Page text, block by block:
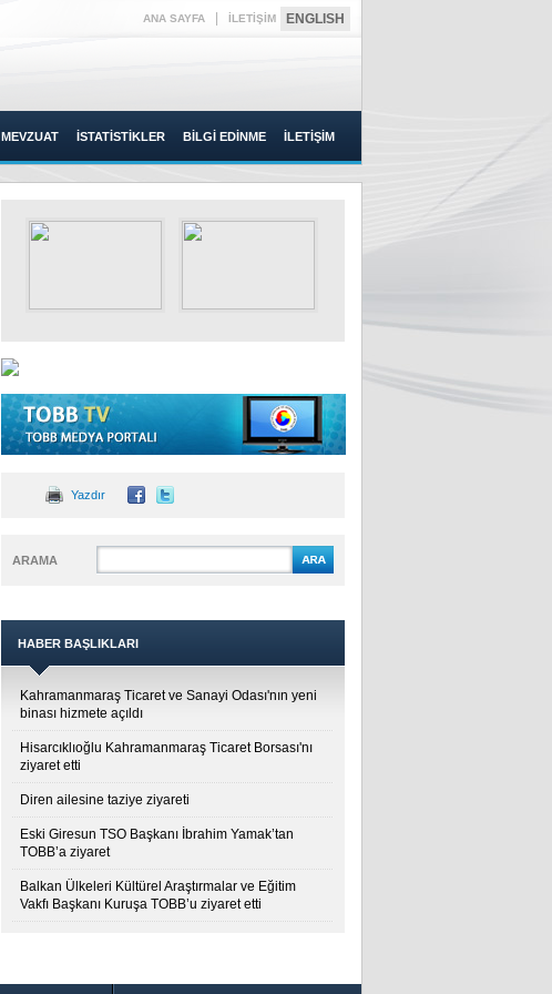
ANA SAYFA İLETİŞİM ENGLISH
MEVZUAT İSTATİSTİKLER BİLGİ EDİNME İLETİŞİM
Yazdır
ARAMA
HABER BAŞLIKLARI
Kahramanmaraş Ticaret ve Sanayi Odası'nın yeni
binası hizmete açıldı
Hisarcıklıoğlu Kahramanmaraş Ticaret Borsası'nı
ziyaret etti
Diren ailesine taziye ziyareti
Eski Giresun TSO Başkanı İbrahim Yamak’tan
TOBB’a ziyaret
Balkan Ülkeleri Kültürel Araştırmalar ve Eğitim
Vakfı Başkanı Kuruşa TOBB’u ziyaret etti